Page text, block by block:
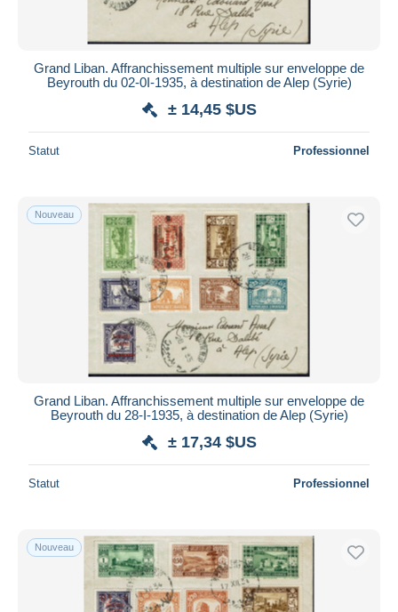
Grand Liban. Affranchissement multiple sur enveloppe de
Beyrouth du 02-0I-1935, à destination de Alep (Syrie)
± 14,45 $US
Statut Professionnel
Nouveau
Grand Liban. Affranchissement multiple sur enveloppe de
Beyrouth du 28-I-1935, à destination de Alep (Syrie)
± 17,34 $US
Statut Professionnel
Nouveau